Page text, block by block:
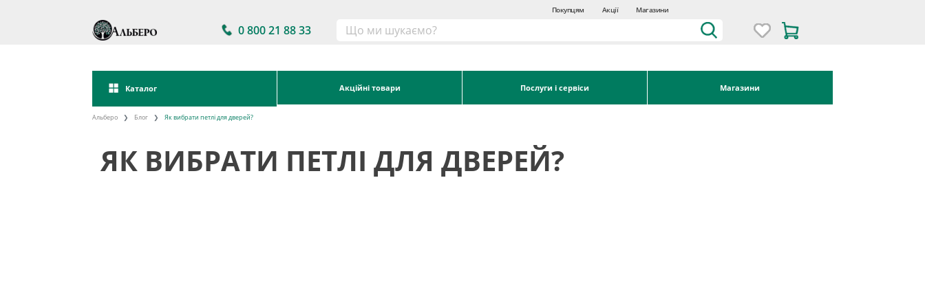
Покупцям Акції Магазини
0 800 21 88 33
Каталог Акційні товари Послуги і сервіси Магазини
Альберо Блог Як вибрати петлі для дверей?
ЯК ВИБРАТИ ПЕТЛІ ДЛЯ ДВЕРЕЙ?